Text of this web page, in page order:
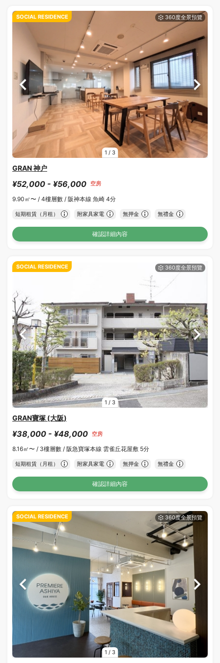
1 / 3
SOCIAL RESIDENCE
GRAN 神户
¥52,000 - ¥56,000 空房
9.90㎡〜 / 4樓層數 / 阪神本線 魚崎 4分
短期租賃（月租） 附家具家電 無押金 無禮金
確認詳細內容
1 / 3
SOCIAL RESIDENCE
GRAN寶塚 (大阪)
¥38,000 - ¥48,000 空房
8.16㎡〜 / 3樓層數 / 阪急寶塚本線 雲雀丘花屋敷 5分
短期租賃（月租） 附家具家電 無押金 無禮金
確認詳細內容
1 / 3
SOCIAL RESIDENCE